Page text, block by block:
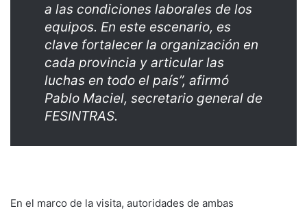
a las condiciones laborales de los
equipos. En este escenario, es
clave fortalecer la organización en
cada provincia y articular las
luchas en todo el país”, afirmó
Pablo Maciel, secretario general de
FESINTRAS.
En el marco de la visita, autoridades de ambas